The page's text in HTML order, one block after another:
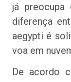
já preocupa
diferença
aegypti é
voa em
De acordo